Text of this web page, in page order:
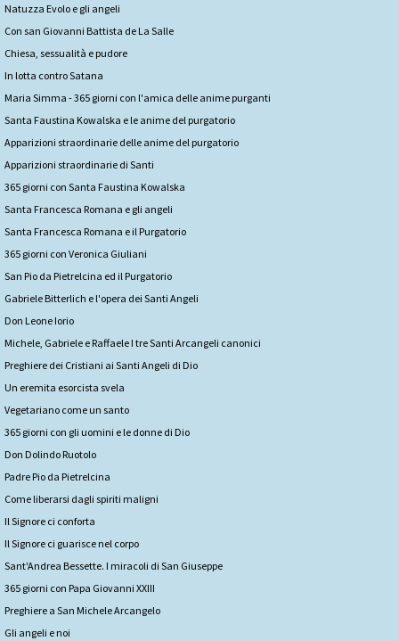
Natuzza Evolo e gli angeli
Con san Giovanni Battista de La Salle
Chiesa, sessualità e pudore
In lotta contro Satana
Maria Simma - 365 giorni con l'amica delle anime purganti
Santa Faustina Kowalska e le anime del purgatorio
Apparizioni straordinarie delle anime del purgatorio
Apparizioni straordinarie di Santi
365 giorni con Santa Faustina Kowalska
Santa Francesca Romana e gli angeli
Santa Francesca Romana e il Purgatorio
365 giorni con Veronica Giuliani
San Pio da Pietrelcina ed il Purgatorio
Gabriele Bitterlich e l'opera dei Santi Angeli
Don Leone Iorio
Michele, Gabriele e Raffaele I tre Santi Arcangeli canonici
Preghiere dei Cristiani ai Santi Angeli di Dio
Un eremita esorcista svela
Vegetariano come un santo
365 giorni con gli uomini e le donne di Dio
Don Dolindo Ruotolo
Padre Pio da Pietrelcina
Come liberarsi dagli spiriti maligni
Il Signore ci conforta
Il Signore ci guarisce nel corpo
Sant'Andrea Bessette. I miracoli di San Giuseppe
365 giorni con Papa Giovanni XXIII
Preghiere a San Michele Arcangelo
Gli angeli e noi